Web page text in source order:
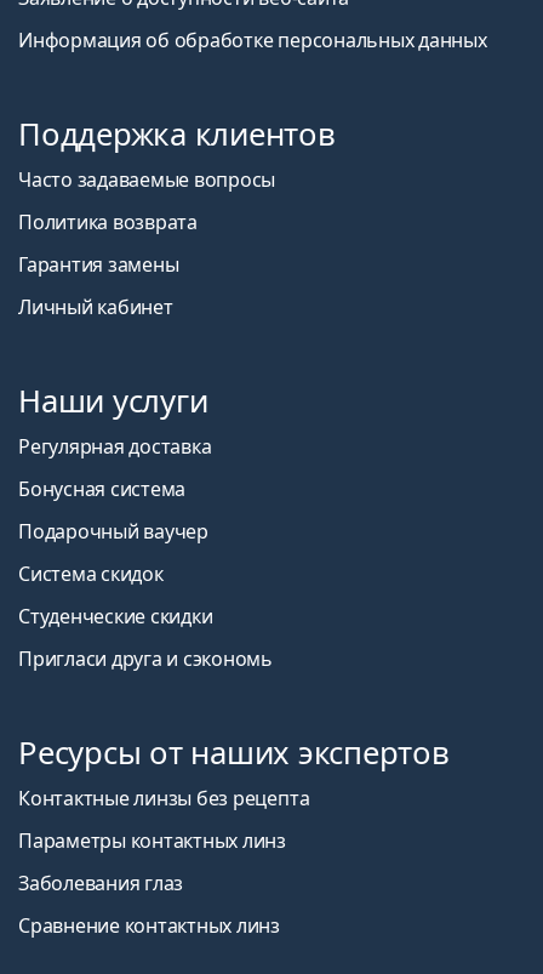
Информация об обработке персональных данных
Поддержка клиентов
Часто задаваемые вопросы
Политика возврата
Гарантия замены
Личный кабинет
Наши услуги
Регулярная доставка
Бонусная система
Подарочный ваучер
Система скидок
Студенческие скидки
Пригласи друга и сэкономь
Ресурсы от наших экспертов
Контактные линзы без рецепта
Параметры контактных линз
Заболевания глаз
Сравнение контактных линз